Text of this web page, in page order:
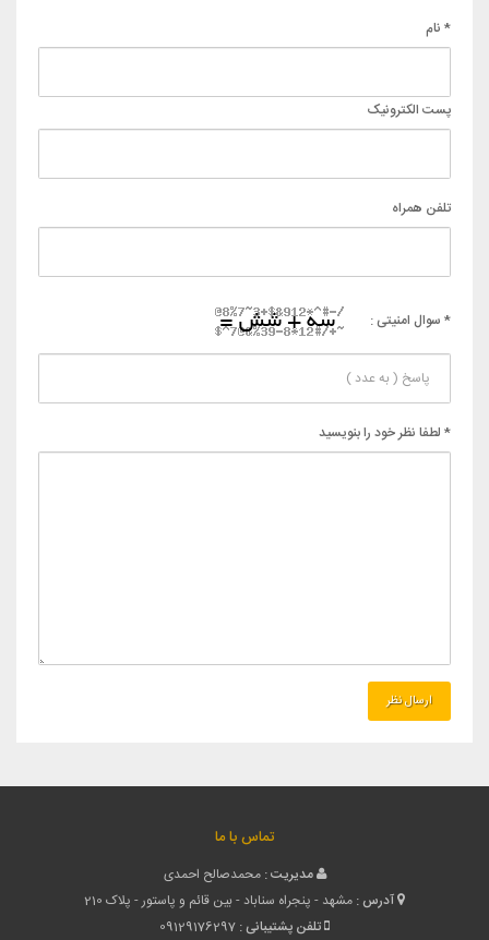
* نام
پست الکترونیک
تلفن همراه
* سوال امنیتی :
* لطفا نظر خود را بنویسید
تماس با ما
مدیریت : محمدصالح احمدی
آدرس : مشهد - پنجراه سناباد - بین قائم و پاستور - پلاک 210
تلفن پشتیبانی : 09129176297